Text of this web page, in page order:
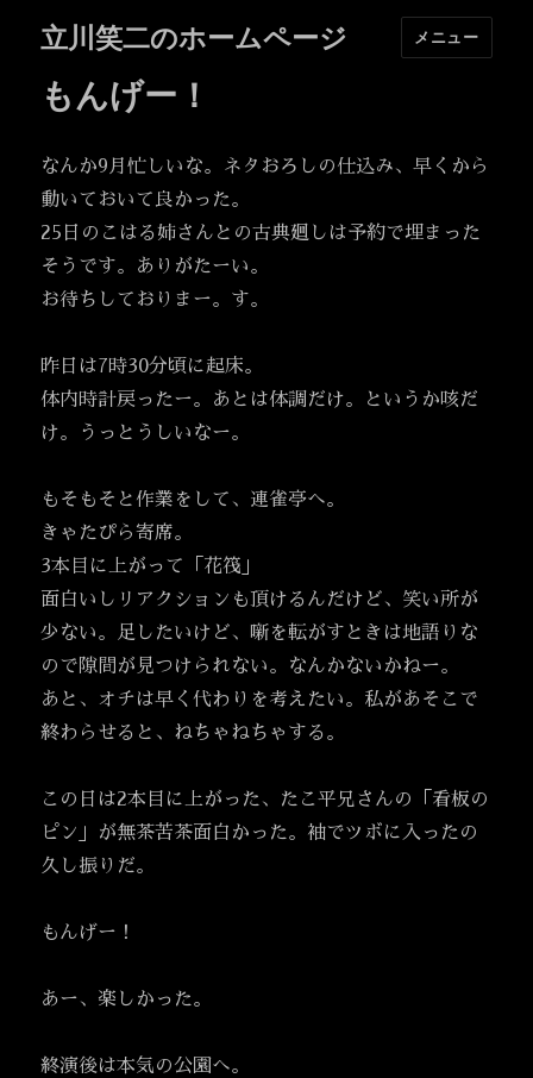
立川笑二のホームページ メニュー
もんげー！
なんか9月忙しいな。ネタおろしの仕込み、早くから
動いておいて良かった。
25日のこはる姉さんとの古典廻しは予約で埋まった
そうです。ありがたーい。
お待ちしておりまー。す。
昨日は7時30分頃に起床。
体内時計戻ったー。あとは体調だけ。というか咳だ
け。うっとうしいなー。
もそもそと作業をして、連雀亭へ。
きゃたぴら寄席。
3本目に上がって「花筏」
面白いしリアクションも頂けるんだけど、笑い所が
少ない。足したいけど、噺を転がすときは地語りな
ので隙間が見つけられない。なんかないかねー。
あと、オチは早く代わりを考えたい。私があそこで
終わらせると、ねちゃねちゃする。
この日は2本目に上がった、たこ平兄さんの「看板の
ピン」が無茶苦茶面白かった。袖でツボに入ったの
久し振りだ。
もんげー！
あー、楽しかった。
終演後は本気の公園へ。